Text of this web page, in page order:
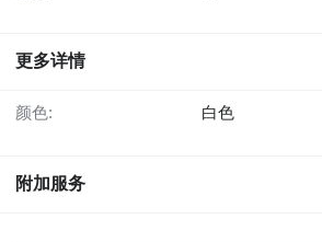
更多详情
颜色: 白色
附加服务